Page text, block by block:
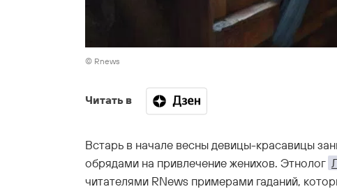
© Rnews
Читать в
Встарь в начале весны девицы-красавицы
обрядами на привлечение женихов. Этнолог
читателями RNews примерами гаданий,